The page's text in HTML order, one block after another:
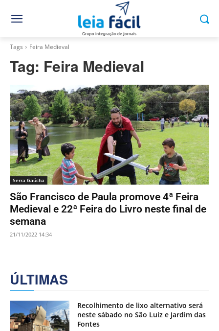
Tags Feira Medieval
Tag: Feira Medieval
Serra Gaúcha
São Francisco de Paula promove 4ª Feira
Medieval e 22ª Feira do Livro neste final de
semana
21/11/2022 14:34
ÚLTIMAS
Recolhimento de lixo alternativo será
neste sábado no São Luiz e Jardim das
Fontes